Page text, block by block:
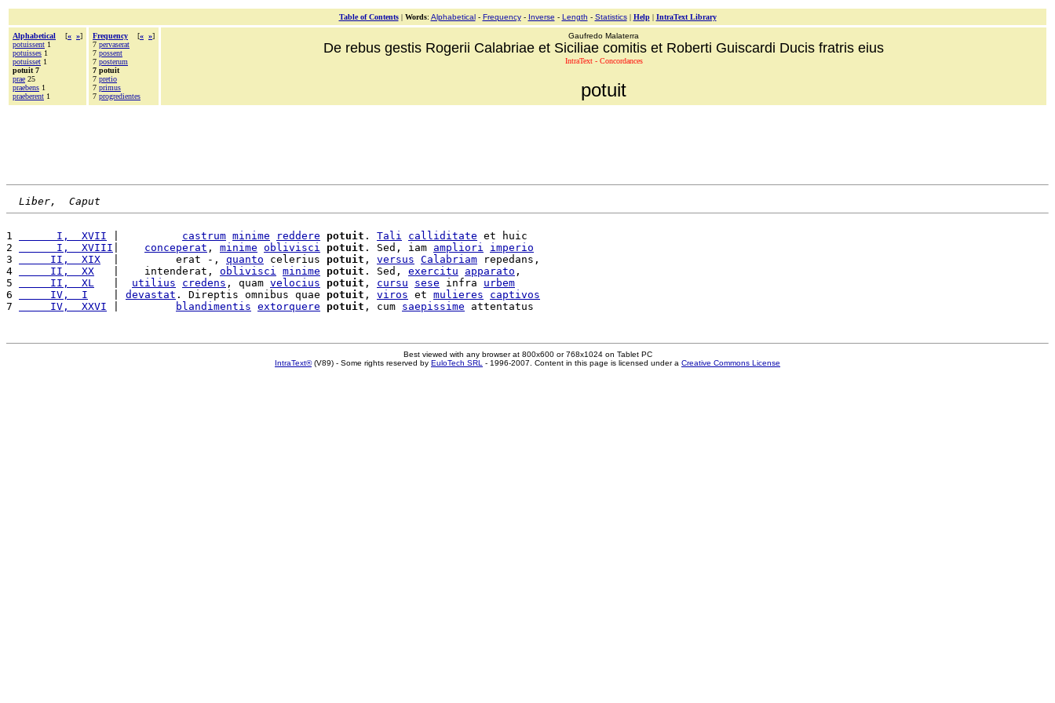
Table of Contents| Words: Alphabetical- Frequency- Inverse - Length - Statistics| Help| IntraText Library
Alphabetical [« »]
potuissent 1
potuisses 1
potuisset 1
potuit 7
prae 25
praebens 1
praeberent 1
Frequency [« »]
7 pervaserat
7 possent
7 posterum
7 potuit
7 pretio
7 primus
7 progredientes
Gaufredo Malaterra
De rebus gestis Rogerii Calabriae et Siciliae comitis et Roberti Guiscardi Ducis fratris eius
IntraText - Concordances
potuit
Liber,  Caput
1
      I,  XVII
castrum minime reddere potuit . Tali calliditate et huic
2
      I,  XVIII
conceperat , minime oblivisci potuit . Sed, iam ampliori
imperio
3
     II,  XIX
  |         erat -,
quanto celerius potuit , versus Calabriam repedans,
4
     II,  XX
   |    intenderat,
oblivisci minime potuit . Sed, exercitu apparato ,
5
     II,  XL
utilius credens , quam velocius potuit , cursu sese infra urbem
6
     IV,  I
devastat . Direptis omnibus quae potuit , viros et mulieres
captivos
7
     IV,  XXVI
blandimentis extorquere potuit , cum saepissime
Best viewed with any browser at 800x600 or 768x1024 on Tablet PC
IntraText®(V89) - Some rights reserved by EuloTech SRL - 1996-2007. Content in this page is licensed under a Creative Commons License